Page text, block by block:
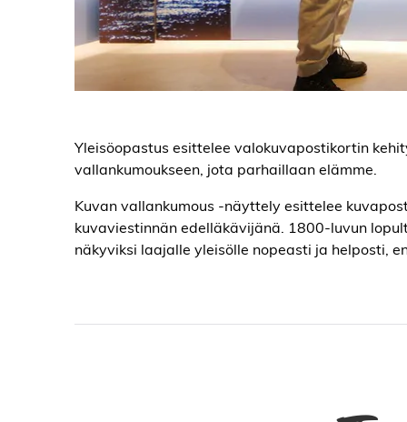
Yleisöopastus esittelee valokuvapostikortin
vallankumoukseen, jota parhaillaan elämme.
Kuvan vallankumous -näyttely esittelee
kuvaviestinnän edelläkävijänä. 1800-luvun
näkyviksi laajalle yleisölle nopeasti ja helposti,